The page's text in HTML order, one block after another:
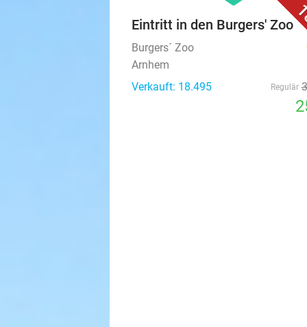
Eintritt in den Burgers' Zoo
Burgers´ Zoo
Arnhem
Verkauft: 18.495
Regulär